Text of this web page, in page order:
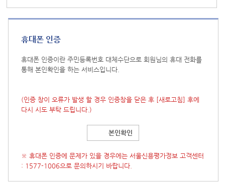
휴대폰 인증
휴대폰 인증이란 주민등록번호 대체수단으로 회원님의 휴대 전화를
통해 본인확인을 하는 서비스입니다.
(인증 창이 오류가 발생 할 경우 인증창을 닫은 후 [새로고침] 후에
다시 시도 부탁 드립니다.)
본인확인
※ 휴대폰 인증에 문제가 있을 경우에는 서울신용평가정보 고객센터
: 1577-1006으로 문의하시기 바랍니다.